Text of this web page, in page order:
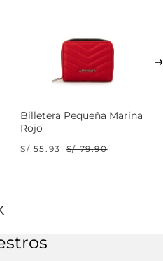
Billetera Pequeña Marina
Rojo
S/ 55.93 S/ 79.90